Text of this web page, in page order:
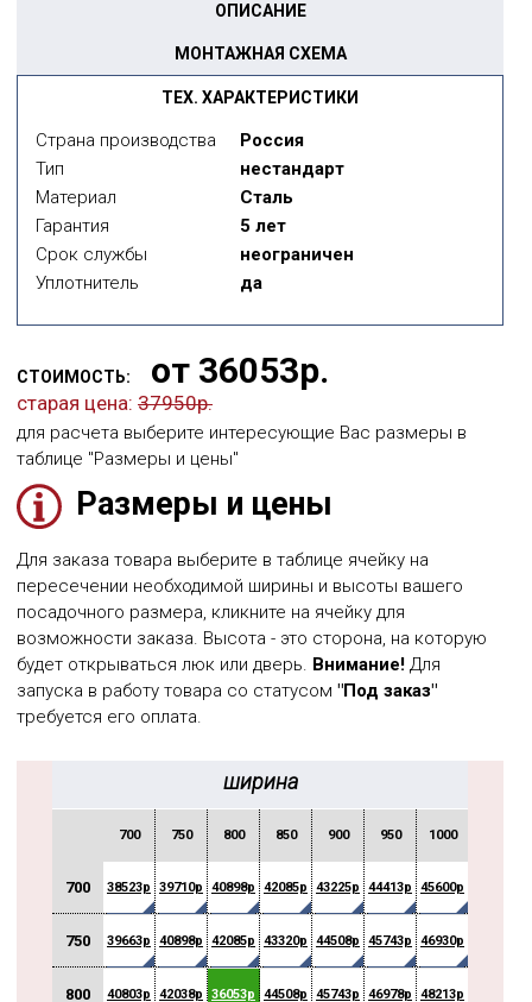
ТЕХ. ХАРАКТЕРИСТИКИ
ОПИСАНИЕ
МОНТАЖНАЯ СХЕМА
Страна производства
Россия
Тип
нестандарт
Материал
Сталь
Гарантия
5 лет
Срок службы
неограничен
Уплотнитель
да
СТОИМОСТЬ: от 36053р.
старая цена: 37950р.
для расчета выберите интересующие Вас размеры в
таблице "Размеры и цены"
Размеры и цены
Для заказа товара выберите в таблице ячейку на
пересечении необходимой ширины и высоты вашего
посадочного размера, кликните на ячейку для
возможности заказа. Высота - это сторона, на которую
будет открываться люк или дверь. Внимание! Для
запуска в работу товара со статусом "Под заказ"
требуется его оплата.
ширина
700 750 800 850 900 950 1000
700 38523р 39710р 40898р 42085р 43225р 44413р 45600р
750 39663р 40898р 42085р 43320р 44508р 45743р 46930р
800 40803р 42038р 36053р 44508р 45743р 46978р 48213р